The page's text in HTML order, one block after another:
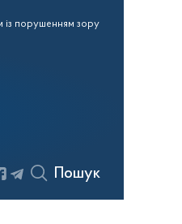
із порушенням зору
Пошук